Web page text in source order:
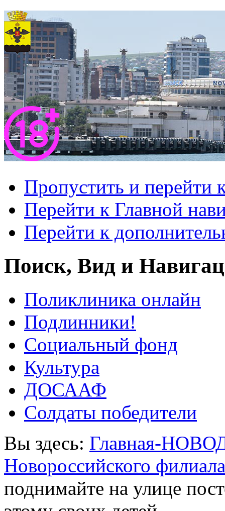
Пропустить и перейти
Перейти к Главной
Перейти к
Поиск, Вид и
Поликлиника онлайн
Подлинники!
Социальный фонд
Культура
ДОСААФ
Солдаты победители
Вы здесь: Главная-
Новороссийского
поднимайте на улице